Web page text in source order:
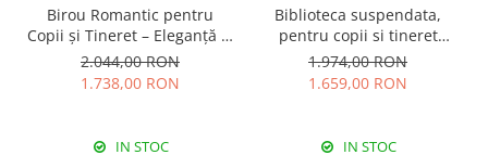
Birou Romantic pentru
Copii și Tineret – Eleganță și
Funcționalitate, 117x62x75
cm
2.044,00 RON
1.738,00 RON
IN STOC
Biblioteca suspendata,
pentru copii si tineret
Colectia Romantic,
117x37x119 cm
1.974,00 RON
1.659,00 RON
IN STOC